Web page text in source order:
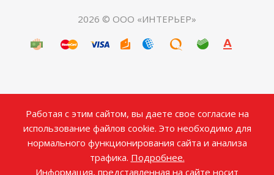
2026 © ООО «ИНТЕРЬЕР»
Работая с этим сайтом, вы даете свое согласие на
использование файлов cookie. Это необходимо для
нормального функционирования сайта и анализа
трафика. Подробнее.
Информация, представленная на сайте носит